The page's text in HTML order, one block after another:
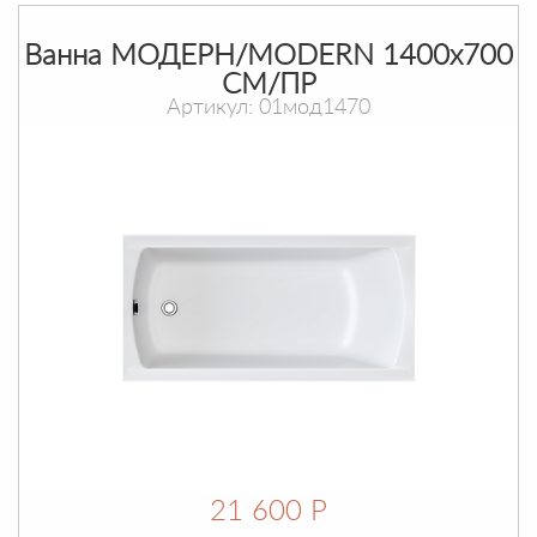
Ванна МОДЕРН/MODERN 1400х700
СМ/ПР
Артикул: 01мод1470
21 600 Р